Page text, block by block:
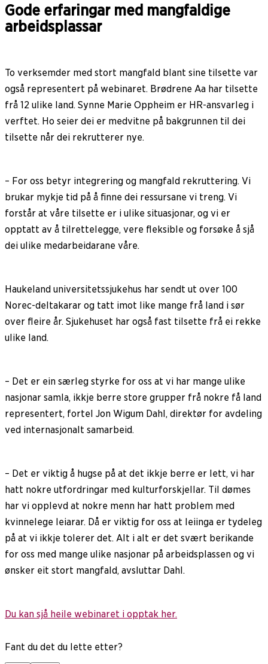
Gode erfaringar med mangfaldige
arbeidsplassar
To verksemder med stort mangfald blant sine tilsette var
også representert på webinaret. Brødrene Aa har tilsette
frå 12 ulike land. Synne Marie Oppheim er HR-ansvarleg i
verftet. Ho seier dei er medvitne på bakgrunnen til dei
tilsette når dei rekrutterer nye.
– For oss betyr integrering og mangfald rekruttering. Vi
brukar mykje tid på å finne dei ressursane vi treng. Vi
forstår at våre tilsette er i ulike situasjonar, og vi er
opptatt av å tilrettelegge, vere fleksible og forsøke å sjå
dei ulike medarbeidarane våre.
Haukeland universitetssjukehus har sendt ut over 100
Norec-deltakarar og tatt imot like mange frå land i sør
over fleire år. Sjukehuset har også fast tilsette frå ei rekke
ulike land.
– Det er ein særleg styrke for oss at vi har mange ulike
nasjonar samla, ikkje berre store grupper frå nokre få land
representert, fortel Jon Wigum Dahl, direktør for avdeling
ved internasjonalt samarbeid.
– Det er viktig å hugse på at det ikkje berre er lett, vi har
hatt nokre utfordringar med kulturforskjellar. Til dømes
har vi opplevd at nokre menn har hatt problem med
kvinnelege leiarar. Då er viktig for oss at leiinga er tydeleg
på at vi ikkje tolerer det. Alt i alt er det svært berikande
for oss med mange ulike nasjonar på arbeidsplassen og vi
ønsker eit stort mangfald, avsluttar Dahl.
Du kan sjå heile webinaret i opptak her.
Fant du det du lette etter?